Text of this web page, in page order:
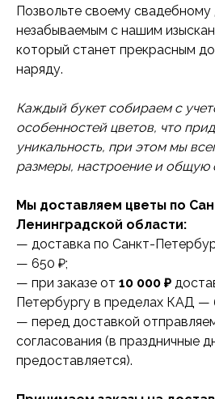
Позвольте своему
незабываемым с нашим
который станет прекрасным
наряду.
Каждый букет собираем с
особенностей цветов, что
уникальность, при этом мы
размеры, настроение и общую
Мы доставляем цветы по
Ленинградской области:
— доставка по Санкт-
— 650 ₽;
— при заказе от 10 000 ₽
Петербургу в пределах КАД —
— перед доставкой
согласования (в праздничные
предоставляется).